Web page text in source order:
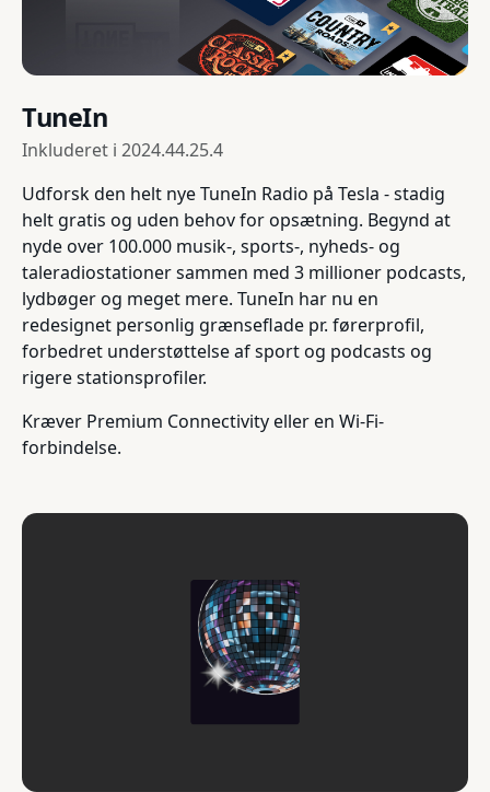
TuneIn
Inkluderet i 2024.44.25.4
Udforsk den helt nye TuneIn Radio på Tesla - stadig
helt gratis og uden behov for opsætning. Begynd at
nyde over 100.000 musik-, sports-, nyheds- og
taleradiostationer sammen med 3 millioner podcasts,
lydbøger og meget mere. TuneIn har nu en
redesignet personlig grænseflade pr. førerprofil,
forbedret understøttelse af sport og podcasts og
rigere stationsprofiler.
Kræver Premium Connectivity eller en Wi-Fi-
forbindelse.